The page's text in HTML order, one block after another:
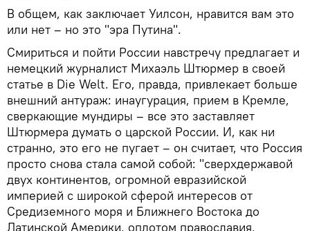
В общем, как заключает Уилсон, нравится вам это
или нет – но это "эра Путина".
Смириться и пойти России навстречу предлагает и
немецкий журналист Михаэль Штюрмер в своей
статье в Die Welt. Его, правда, привлекает больше
внешний антураж: инаугурация, прием в Кремле,
сверкающие мундиры – все это заставляет
Штюрмера думать о царской России. И, как ни
странно, это его не пугает – он считает, что Россия
просто снова стала самой собой: "сверхдержавой
двух континентов, огромной евразийской
империей с широкой сферой интересов от
Средиземного моря и Ближнего Востока до
Латинской Америки, оплотом православия,